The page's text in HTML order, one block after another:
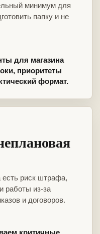
минимум для
папку и не
для магазина
приоритеты
формат.
есть риск штрафа,
работы из-за
и договоров.
критичные